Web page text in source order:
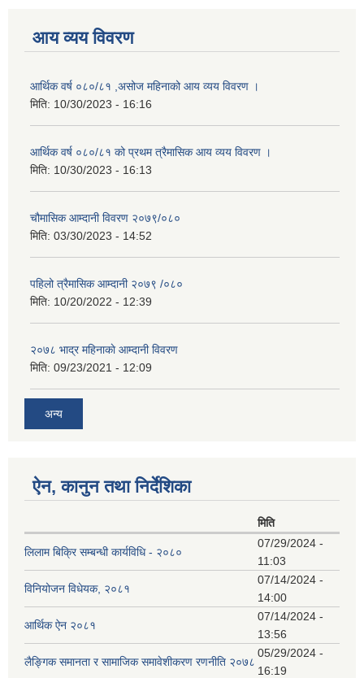
आय व्यय विवरण
आर्थिक वर्ष ०८०/८१ ,असोज महिनाको आय व्यय विवरण ।
मिति: 10/30/2023 - 16:16
आर्थिक वर्ष ०८०/८१ को प्रथम त्रैमासिक आय व्यय विवरण ।
मिति: 10/30/2023 - 16:13
चौमासिक आम्दानी विवरण २०७९/०८०
मिति: 03/30/2023 - 14:52
पहिलो त्रैमासिक आम्दानी २०७९ /०८०
मिति: 10/20/2022 - 12:39
२०७८ भाद्र महिनाकाे आम्दानी विवरण
मिति: 09/23/2021 - 12:09
अन्य
ऐन, कानुन तथा निर्देशिका
मिति
लिलाम बिक्रि सम्बन्धी कार्यविधि - २०८०
07/29/2024 -
11:03
विनियोजन विधेयक, २०८१
07/14/2024 -
14:00
आर्थिक ऐन २०८१
07/14/2024 -
13:56
लैङ्गिक समानता र सामाजिक समावेशीकरण रणनीति २०७८
05/29/2024 -
16:19